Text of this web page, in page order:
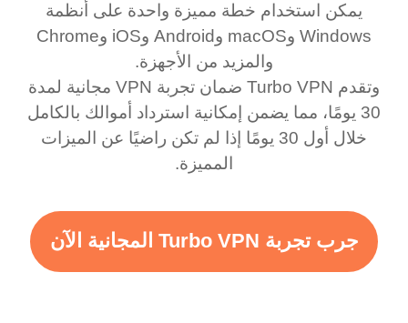
يمكن استخدام خطة مميزة واحدة على أنظمة
Windows وmacOS وAndroid وiOS وChrome
وتقدم Turbo VPN ضمان تجربة VPN مجانية لمدة
30 يومًا، مما يضمن إمكانية استرداد أموالك بالكامل
خلال أول 30 يومًا إذا لم تكن راضيًا عن الميزات
المميزة.
جرب تجربة Turbo VPN المجانية الآن